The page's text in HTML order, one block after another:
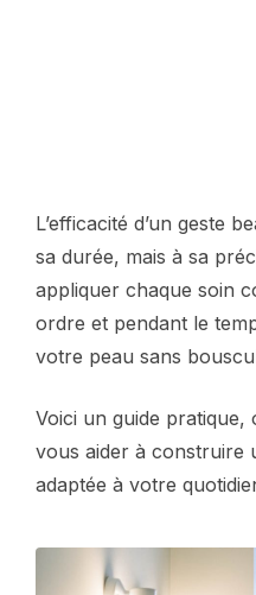
L’efficacité d’un geste
sa durée, mais à sa
appliquer chaque soin
ordre et pendant le
votre peau sans
Voici un guide
vous aider à construire
adaptée à votre